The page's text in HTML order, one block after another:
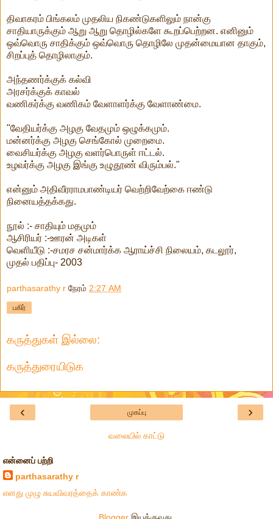
திவாகரம் பிங்கலம் முதலிய நிகண்டுகளிலும் நான்கு
சாதியாருக்கும் ஆறு ஆறு தொழில்களே கூறப்பெற்றன. எனினும்
ஒவ்வொரு சாதிக்கும் ஒவ்வொரு தொழிலே முதன்மையான தாகும்,
சிறப்புத் தொழிலாகும்.
அந்தணர்க்குக் கல்வி
அரசர்க்குக் காவல்
வணிகர்க்கு வணிகம் வேளாளர்க்கு வேளாண்மை.
"வேதியர்க்கு அழகு வேதமும் ஒழுக்கமும்.
மன்னர்க்கு அழகு செங்கோல் முறைமை.
வைசியர்க்கு அழகு வளர்பொருள் ஈட்டல்.
உழவர்க்கு அழகு இங்கு உழுதூண் விரும்பல்."
என்னும் அதிவீரராமபாண்டியர் வெற்றிவேற்கை ஈண்டு
நினையத்தக்கது.
‌நூல் :- சாதியும் மதமும்
ஆசிரியர் :-ஊரன் அடிகள்
வெளியீடு :-சமரச சன்மார்க்க ஆராய்ச்சி நிலையம், கடலூர்,
முதல் பதிப்பு- 2003
parthasarathy r நேரம் 2:27 AM
பகிர்
கருத்துகள் இல்லை:
கருத்துரையிடுக
‹ ›
முகப்பு
வலையில் காட்டு
என்னைப் பற்றி
parthasarathy r
எனது முழு சுயவிவரத்தைக் காண்க